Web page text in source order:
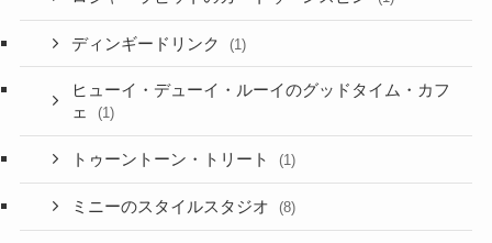
ディンギードリンク (1)
ヒューイ・デューイ・ルーイのグッドタイム・カフ
ェ
(1)
トゥーントーン・トリート (1)
ミニーのスタイルスタジオ (8)